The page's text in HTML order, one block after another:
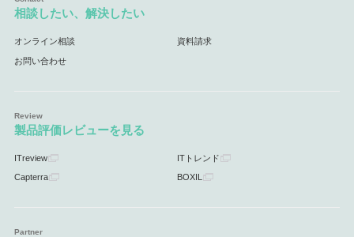
相談したい、解決したい
オンライン相談 資料請求
お問い合わせ
製品評価レビューを見る
ITreview ITトレンド
Capterra BOXIL